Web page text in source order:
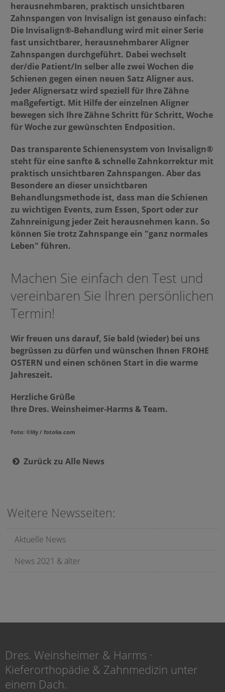
herausnehmbaren, praktisch unsichtbaren
Zahnspangen von Invisalign ist genauso einfach:
Die Invisalign®-Behandlung wird mit einer Serie
fast unsichtbarer, herausnehmbarer Aligner
Zahnspangen durchgeführt. Dabei wechselt
der/die Patient/In selber alle zwei Wochen die
Schienen gegen einen neuen Satz Aligner aus.
Jeder Alignersatz wird speziell für Ihre Zähne
maßgefertigt. Mit Hilfe der einzelnen Aligner
bewegen sich Ihre Zähne Schritt für Schritt, Woche
für Woche zur gewünschten Endposition.
Das transparente Schienensystem von Invisalign®
steht für eine sanfte & schnelle Zahnkorrektur mit
praktisch unsichtbaren Zahnspangen. Aber das
Besondere an dieser unsichtbaren
Behandlungsmethode ist, dass man die Schienen
zu wichtigen Events, zum Essen, Sport oder zur
Zahnreinigung jeder Zeit herausnehmen kann. So
können Sie trotz Zahnspange ein "ganz normales
Leben" führen.
Machen Sie einfach den Test und
vereinbaren Sie Ihren persönlichen
Termin!
Wir freuen uns darauf, Sie bald (wieder) bei uns
begrüssen zu dürfen und wünschen Ihnen FROHE
OSTERN und einen schönen Start in die warme
Jahreszeit.
Herzliche Grüße
Ihre Dres. Weinsheimer-Harms & Team.
Foto: ©lily / fotolia.com
Zurück zu Alle News
Weitere Newsseiten:
Aktuelle News
News 2021 & älter
Dres. Weinsheimer & Harms ·
Kieferorthopädie & Zahnmedizin unter
einem Dach.